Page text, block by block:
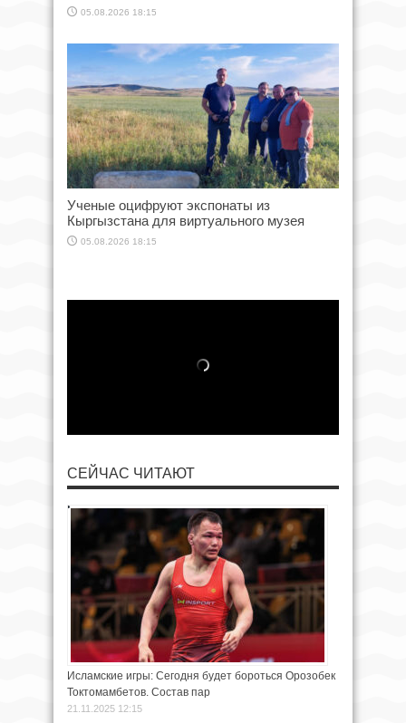
05.08.2026 18:15
Ученые оцифруют экспонаты из
Кыргызстана для виртуального музея
05.08.2026 18:15
СЕЙЧАС ЧИТАЮТ
Исламские игры: Сегодня будет бороться Орозобек
Токтомамбетов. Состав пар
21.11.2025 12:15